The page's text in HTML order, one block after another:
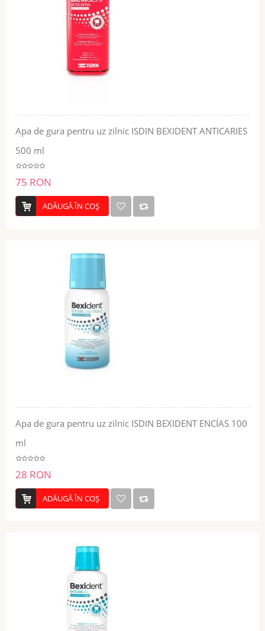
Apa de gura pentru uz zilnic ISDIN BEXIDENT ANTICARIES
500 ml
75 RON
ADĂUGĂ ÎN COŞ
Apa de gura pentru uz zilnic ISDIN BEXIDENT ENCÍAS 100
ml
28 RON
ADĂUGĂ ÎN COŞ